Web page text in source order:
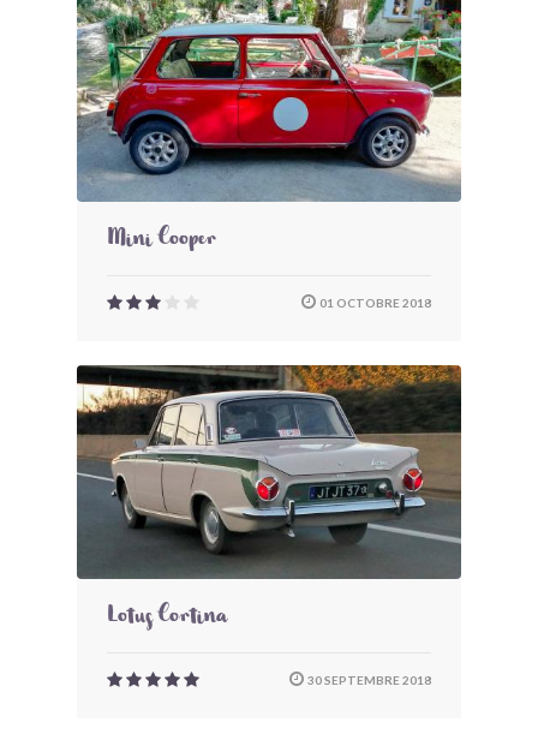
Mini Cooper
01 OCTOBRE 2018
Lotus Cortina
30 SEPTEMBRE 2018